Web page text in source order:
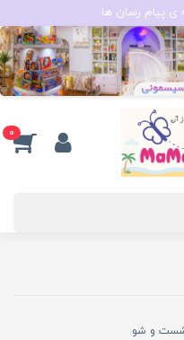
ی پیام رسان ها
0
شست و شو